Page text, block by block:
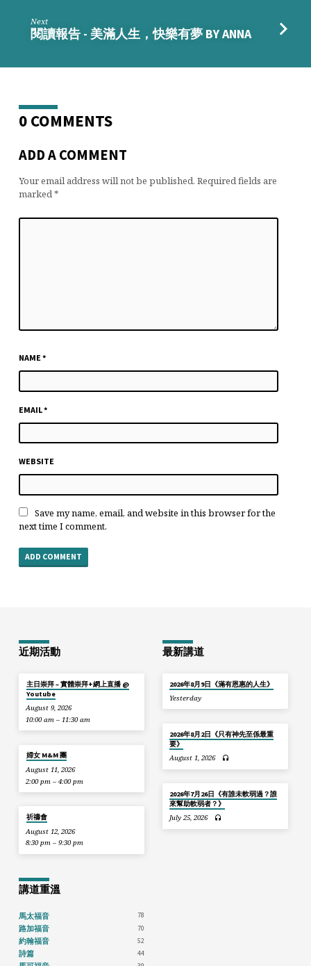
Next
閱讀報告 - 美滿人生，快樂有夢 BY ANNA
0 COMMENTS
ADD A COMMENT
Your email address will not be published. Required fields are
marked *
NAME*
EMAIL*
WEBSITE
Save my name, email, and website in this browser for the
next time I comment.
近期活動
主日崇拜 – 實體崇拜+網上直播 @
Youtube
August 9, 2026
10:00 am – 11:30 am
婦女 M&M 團
August 11, 2026
2:00 pm – 4:00 pm
祈禱會
August 12, 2026
8:30 pm – 9:30 pm
最新講道
2026年8月9日《滿有恩惠的人生》
Yesterday
2026年8月2日《只有神先至係最重
要》
August 1, 2026
2026年7月26日《有誰未軟弱過？誰
來幫助軟弱者？》
July 25, 2026
講道重溫
馬太福音 78
路加福音 70
約翰福音 52
詩篇 44